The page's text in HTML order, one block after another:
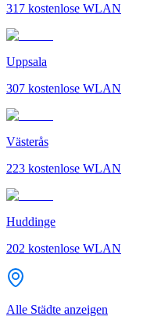
317 kostenlose WLAN
Uppsala
307 kostenlose WLAN
Västerås
223 kostenlose WLAN
Huddinge
202 kostenlose WLAN
Alle Städte anzeigen